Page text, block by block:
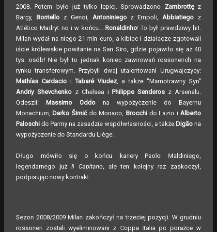
2008. Potem było już tylko lepiej. Sprowadzono Zambrottęz
Barçy, Borrielloz Genoi, Antoniniegoz Empoli, Abbiatiego z
Atlético Madryt no i w końcu... Ronaldinho! To był prawdziwy hit.
Milan wydał na niego 21 mln euro, a kibice i działacze zgotowali
iście królewskie powitanie na San Siro, gdzie pojawiło się aż 40
tys. osób! Nie był to jednak koniec zawirowań rossonerich na
rynku transferowym. Przybyli dwaj utalentowani Urugwajczycy:
Mathías Cardacio iTabaré Viudez , a także "Marnotrawny Syn"
Andriy Shevchenkoz Chelsea iPhilippe Senderos z Arsenalu.
Odeszli: Massimo Oddo na wypożyczenie do Bayernu
Monachium,Darko Šimićdo Monaco, Brocchido Lazio i Alberto
Paloschi do Parmy na zasadzie współwłasności, a także Digãona
wypożyczenie do Standardu Liège.
Długo mówiło się o końcu kariery Paolo Maldiniego,
legendarnego jużIl Capitano, ale ten kolejny raz zaskoczył,
podpisując nowy kontrakt.
Sezon 2008/2009 Milan zakończył na trzeciej pozycji. W grudniu
rossoneri zostali wyeliminowani z Coppa Italia po porażce w